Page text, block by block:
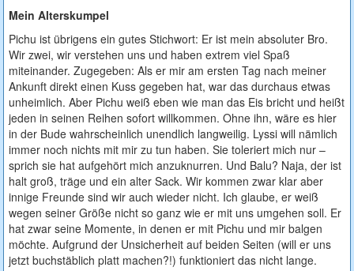
Mein Alterskumpel
Pichu ist übrigens ein gutes Stichwort: Er ist mein absoluter Bro.
Wir zwei, wir verstehen uns und haben extrem viel Spaß
miteinander. Zugegeben: Als er mir am ersten Tag nach meiner
Ankunft direkt einen Kuss gegeben hat, war das durchaus etwas
unheimlich. Aber Pichu weiß eben wie man das Eis bricht und heißt
jeden in seinen Reihen sofort willkommen. Ohne ihn, wäre es hier
in der Bude wahrscheinlich unendlich langweilig. Lyssi will nämlich
immer noch nichts mit mir zu tun haben. Sie toleriert mich nur –
sprich sie hat aufgehört mich anzuknurren. Und Balu? Naja, der ist
halt groß, träge und ein alter Sack. Wir kommen zwar klar aber
innige Freunde sind wir auch wieder nicht. Ich glaube, er weiß
wegen seiner Größe nicht so ganz wie er mit uns umgehen soll. Er
hat zwar seine Momente, in denen er mit Pichu und mir balgen
möchte. Aufgrund der Unsicherheit auf beiden Seiten (will er uns
jetzt buchstäblich platt machen?!) funktioniert das nicht lange.